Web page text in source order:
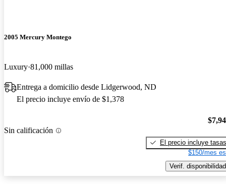
2005 Mercury Montego
Luxury 81,000 millas
Entrega a domicilio desde Lidgerwood, ND
El precio incluye envío de $1,378
Sin calificación
El precio incluye tasas
$150/mes
Verif. disponibilidad